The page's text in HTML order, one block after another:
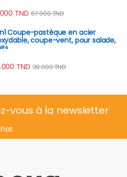
TND 67.000TND
Coupe-pastèque en acier
coupe-vent, pour salade,
TND 39.000TND
vous à la newsletter